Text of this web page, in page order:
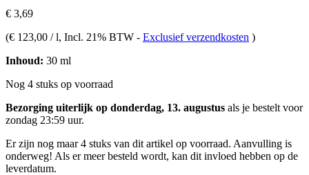
€ 3,69
(€ 123,00 / l, Incl. 21% BTW - Exclusief verzendkosten )
Inhoud: 30 ml
Nog 4 stuks op voorraad
Bezorging uiterlijk op donderdag, 13. augustus als je bestelt voor
zondag 23:59 uur.
Er zijn nog maar 4 stuks van dit artikel op voorraad. Aanvulling is
onderweg! Als er meer besteld wordt, kan dit invloed hebben op de
leverdatum.